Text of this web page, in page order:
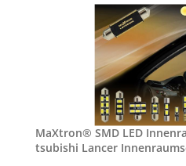
MaX­tron® SMD LED
tsu­bi­shi Lan­cer